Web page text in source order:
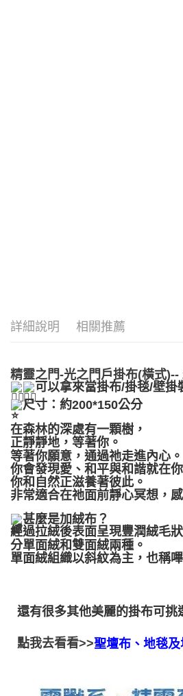
詳細說明 相關推薦
精靈之門-光之門戶掛布(橫式)--
可以拿來當掛布/掛毯/壁
尺寸：約200*150公分
在森林的深處有一顆樹，
正靜靜地，等著你。
等著你願意，通過祂走進內心。
你會發現愛、和平與和諧就在
你和自然正滋養著彼此。
非常適合在祂面前靜心冥想，
甚麼是加絨布？
經過拉絨後表面呈現豐潤絨毛
分單面絨和雙面絨兩種。
單面絨組織以斜紋為主，也稱
還有很多其他美麗的掛布可挑
點我去看看>>聖壇布、地毯